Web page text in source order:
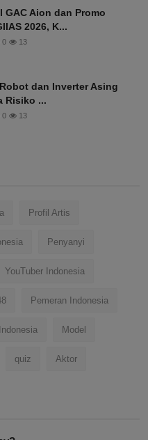
GAC Aion dan Promo
2026, K...
0 13
dan Inverter Asing
Risiko ...
0 13
Profil Artis
Penyanyi
YouTuber Indonesia
Pemeran Indonesia
Model
quiz Aktor